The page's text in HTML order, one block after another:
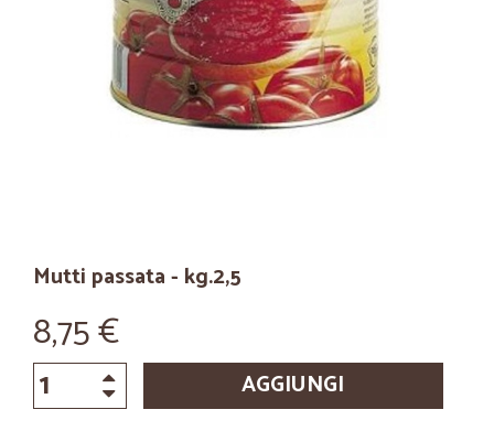
Mutti passata - kg.2,5
8,75 €
AGGIUNGI